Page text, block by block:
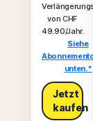
von CHF
49.90/Jahr.
Siehe
unten.*
Jetzt
kaufen